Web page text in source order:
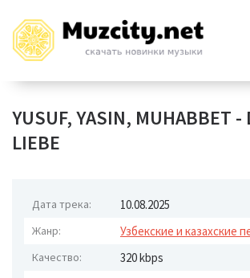
YUSUF, YASIN, MUHABBET -
LIEBE
Дата трека: 10.08.2025
Жанр: Узбекские и казахские
Качество: 320 kbps